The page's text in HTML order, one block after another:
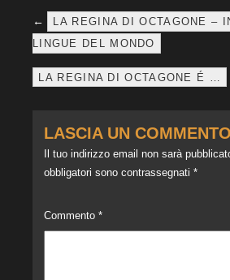
←
LA REGINA DI OCTAGONE –
LINGUE DEL MONDO
LA REGINA DI OCTAGONE É …
LASCIA UN COMMENTO
Il tuo indirizzo email non sarà
obbligatori sono contrassegnati*
Commento*